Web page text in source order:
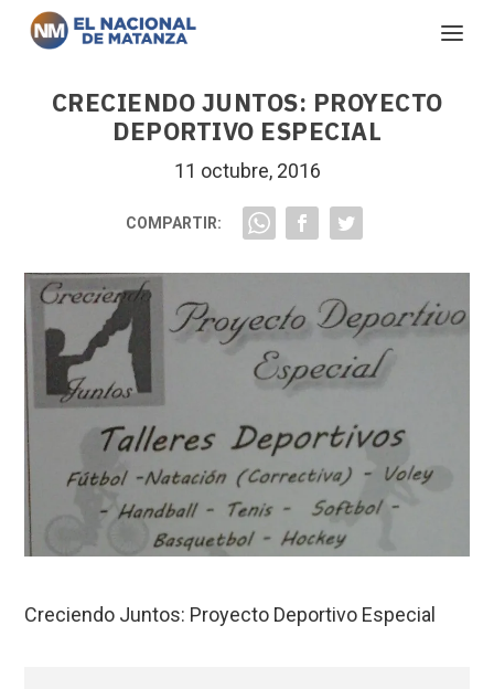
CRECIENDO JUNTOS: PROYECTO
DEPORTIVO ESPECIAL
11 octubre, 2016
COMPARTIR:
Creciendo Juntos: Proyecto Deportivo Especial